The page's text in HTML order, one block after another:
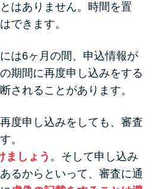
はありません。時間を置
できます。
は6ヶ月の間、申込情報が
期間に再度申し込みをする
されることがあります。
度申し込みをしても、審査
。
ましょう 。そして申し込み
るからといって、審査に通